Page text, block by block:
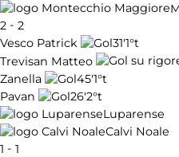
2 - 2
Vesco Patrick
31'1°t
Trevisan Matteo
Zanella
45'1°t
Pavan
26'2°t
Luparense
Calvi Noale
1 - 1